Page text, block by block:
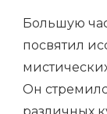
Большую
посвятил
Он